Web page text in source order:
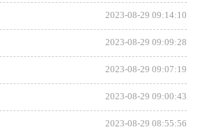
2023-08-29 09:14:10
2023-08-29 09:09:28
2023-08-29 09:07:19
2023-08-29 09:00:43
2023-08-29 08:55:56